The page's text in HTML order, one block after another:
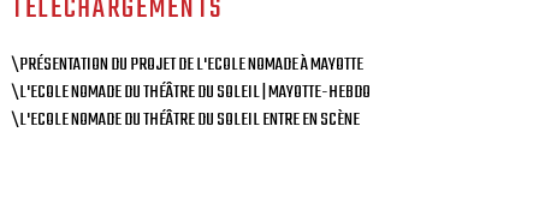
TÉLÉCHARGEMENTS
\PRÉSENTATION DU PROJET DE L'ECOLE NOMADE À MAYOTTE
\L'ECOLE NOMADE DU THÉÂTRE DU SOLEIL | MAYOTTE-HEBDO
\L'ECOLE NOMADE DU THÉÂTRE DU SOLEIL ENTRE EN SCÈNE